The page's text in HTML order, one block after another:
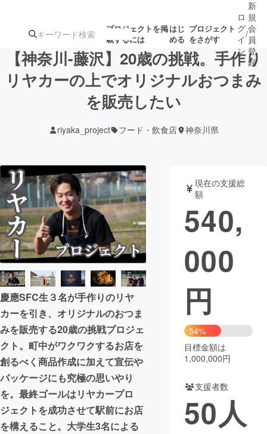
プロジェクトを掲
載するには
はじ
める
プロジェクト
をさがす
注目の新着プロ
ジェクト
募集終了が近いプ
テクノロジー・ガジェット
映像・映画 書籍・雑誌
ビジネス・起業 チャレンジ
まちづくり・地域活性化
CAMPFIRE for Social Good
CAMPFIRE Creation
CAMPFIREふるさと納税machi-ya コミュニティ
ロ
グ
イ
ン
/
新
規
会
員
登
録
【神奈川-藤沢】20歳の挑戦。手作り
リヤカーの上でオリジナルおつまみ
を販売したい
riyaka_project フード・飲食店 神奈川県
慶應SFC生３名が手作りのリヤ
カーを引き、オリジナルのおつま
みを販売する20歳の挑戦プロジェ
クト。町中がワクワクするお店を
創るべく商品作成に加えて宣伝や
パッケージにも究極の思いやり
を。最終ゴールはリヤカープロ
ジェクトを成功させて駅前にお店
を構えること。大学生3名による
現在の支援総
額
540,
000
円
54%
目標金額は
1,000,000円
支援者数
50人